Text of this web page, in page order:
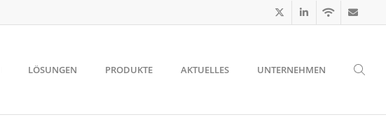
LÖSUNGEN PRODUKTE AKTUELLES UNTERNEHMEN